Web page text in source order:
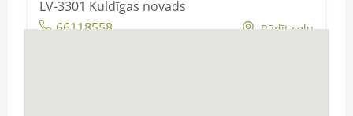
LV-3301 Kuldīgas novads
66118558
Rādīt ceļu